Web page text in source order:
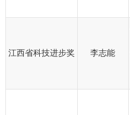
江西省科技进步奖 李志能